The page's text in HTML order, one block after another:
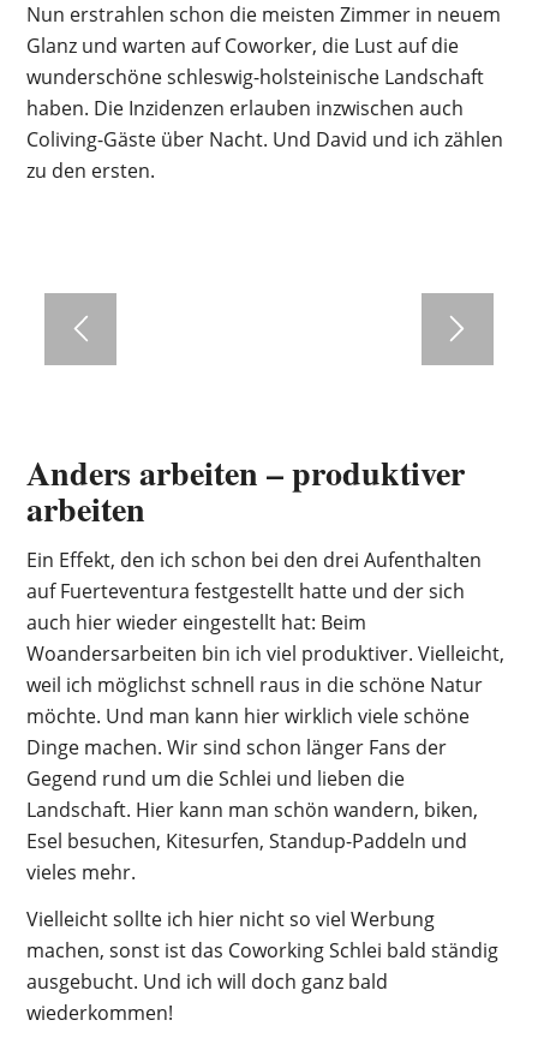
Nun erstrahlen schon die meisten Zimmer in neuem
Glanz und warten auf Coworker, die Lust auf die
wunderschöne schleswig-holsteinische Landschaft
haben. Die Inzidenzen erlauben inzwischen auch
Coliving-Gäste über Nacht. Und David und ich zählen
zu den ersten.
Anders arbeiten – produktiver
arbeiten
Ein Effekt, den ich schon bei den drei Aufenthalten
auf Fuerteventura festgestellt hatte und der sich
auch hier wieder eingestellt hat: Beim
Woandersarbeiten bin ich viel produktiver. Vielleicht,
weil ich möglichst schnell raus in die schöne Natur
möchte. Und man kann hier wirklich viele schöne
Dinge machen. Wir sind schon länger Fans der
Gegend rund um die Schlei und lieben die
Landschaft. Hier kann man schön wandern, biken,
Esel besuchen, Kitesurfen, Standup-Paddeln und
vieles mehr.
Vielleicht sollte ich hier nicht so viel Werbung
machen, sonst ist das Coworking Schlei bald ständig
ausgebucht. Und ich will doch ganz bald
wiederkommen!